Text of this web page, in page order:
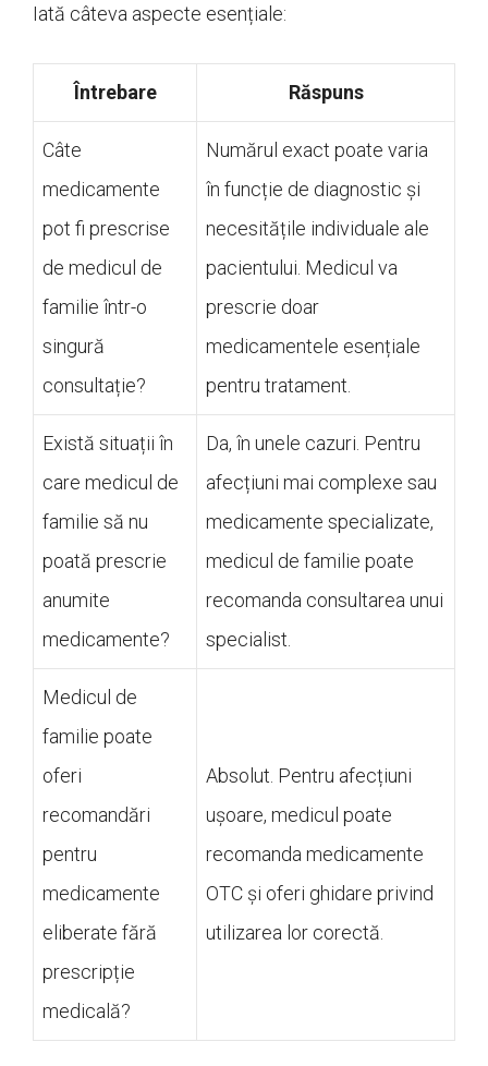
Iată câteva aspecte esențiale:
Întrebare Răspuns
Câte
medicamente
pot fi prescrise
de medicul de
familie într-o
singură
consultație?
Numărul exact poate varia
în funcție de diagnostic și
necesitățile individuale ale
pacientului. Medicul va
prescrie doar
medicamentele esențiale
pentru tratament.
Există situații în
care medicul de
familie să nu
poată prescrie
anumite
medicamente?
Da, în unele cazuri. Pentru
afecțiuni mai complexe sau
medicamente specializate,
medicul de familie poate
recomanda consultarea unui
specialist.
Medicul de
familie poate
oferi
recomandări
pentru
medicamente
eliberate fără
prescripție
medicală?
Absolut. Pentru afecțiuni
ușoare, medicul poate
recomanda medicamente
OTC și oferi ghidare privind
utilizarea lor corectă.